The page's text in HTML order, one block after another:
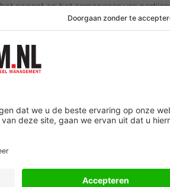
accent op het samengaan van partijen
de AEX-bedrijven behoren,
bijeenbrengen van kwaliteiten van
kunnen ontwikkelen. Het